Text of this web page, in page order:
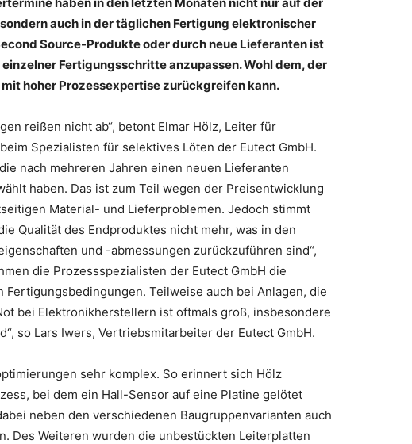
auch in der täglichen Fertigung elektronischer
Source-Produkte oder durch neue Lieferanten ist
Fertigungsschritte anzupassen. Wohl dem, der
hoher Prozessexpertise zurückgreifen kann.
reißen nicht ab“, betont Elmar Hölz, Leiter für
Spezialisten für selektives Löten der Eutect GmbH.
nach mehreren Jahren einen neuen Lieferanten
haben. Das ist zum Teil wegen der Preisentwicklung
Material- und Lieferproblemen. Jedoch stimmt
Qualität des Endproduktes nicht mehr, was in den
und -abmessungen zurückzuführen sind“,
die Prozessspezialisten der Eutect GmbH die
Fertigungsbedingungen. Teilweise auch bei Anlagen, die
bei Elektronikherstellern ist oftmals groß, insbesondere
so Lars Iwers, Vertriebsmitarbeiter der Eutect GmbH.
sehr komplex. So erinnert sich Hölz
bei dem ein Hall-Sensor auf eine Platine gelötet
neben den verschiedenen Baugruppenvarianten auch
Des Weiteren wurden die unbestückten Leiterplatten